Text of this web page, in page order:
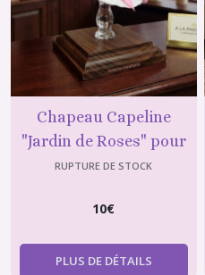
Chapeau Capeline
"Jardin de Roses" pour
Poupée type Barbie
RUPTURE DE STOCK
10€
PLUS DE DÉTAILS